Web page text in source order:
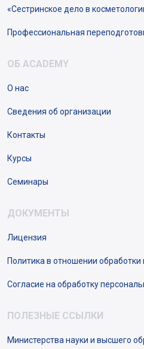
«Сестринское дело в
Профессиональная
ОБ ACADEMY
О нас
Сведения об организации
Контакты
Курсы
Семинары
ДОКУМЕНТЫ
Лицензия
Политика в отношении
Согласие на обработку
ПОЛЕЗНЫЕ ССЫЛКИ
Министерства науки и высшего